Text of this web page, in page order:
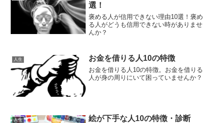
選！
褒める人が信用できない理由10選！褒め
る人がどうも信用できない時がありませ
んか？
人生 お金を借りる人10の特徴
お金を借りる人10の特徴。お金を借りる
人が身の周りにいて困っていませんか？
人生 絵が下手な人10の特徴・診断